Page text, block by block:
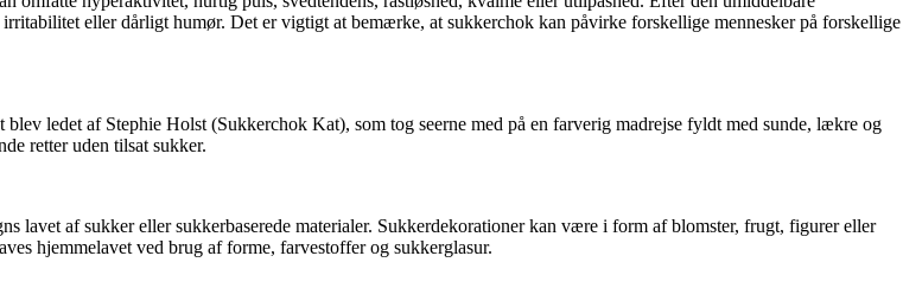
eller dårligt humør. Det er vigtigt at bemærke, at sukkerchok kan påvirke forskellige mennesker på forskellige
ledet af Stephie Holst (Sukkerchok Kat), som tog seerne med på en farverig madrejse fyldt med sunde, lækre og
retter uden tilsat sukker.
lavet af sukker eller sukkerbaserede materialer. Sukkerdekorationer kan være i form af blomster, frugt, figurer eller
hjemmelavet ved brug af forme, farvestoffer og sukkerglasur.